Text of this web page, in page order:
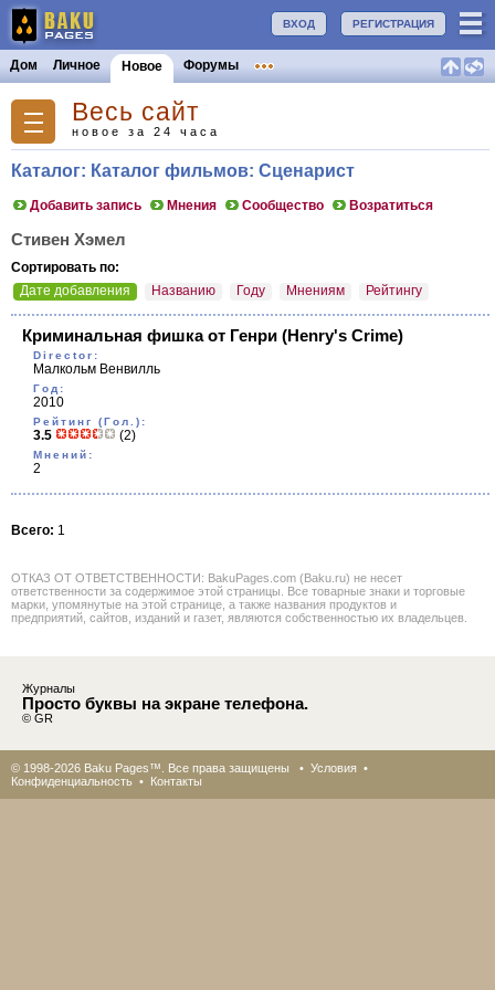
РЕГИСТРАЦИЯ
ВХОД
Дом Личное Новое Форумы
Весь сайт
новое за 24 часа
Каталог: Каталог фильмов: Сценарист
Добавить запись Мнения Сообщество Возратиться
Стивен Хэмел
Сортировать по:
Дате добавления
Названию Году Мнениям Рейтингу
Криминальная фишка от Генри (Henry's Crime)
Director:
Малкольм Венвилль
Год:
2010
Рейтинг (Гол.):
3.5 (2)
Мнений:
2
Всего: 1
ОТКАЗ ОТ ОТВЕТСТВЕННОСТИ: BakuPages.com (Baku.ru) не несет
ответственности за содержимое этой страницы. Все товарные знаки и торговые
марки, упомянутые на этой странице, а также названия продуктов и
предприятий, сайтов, изданий и газет, являются собственностью их владельцев.
Журналы
Просто буквы на экране телефона.
© GR
© 1998-2026 Baku Pages™. Все права защищены • Условия •
Конфиденциальность • Контакты